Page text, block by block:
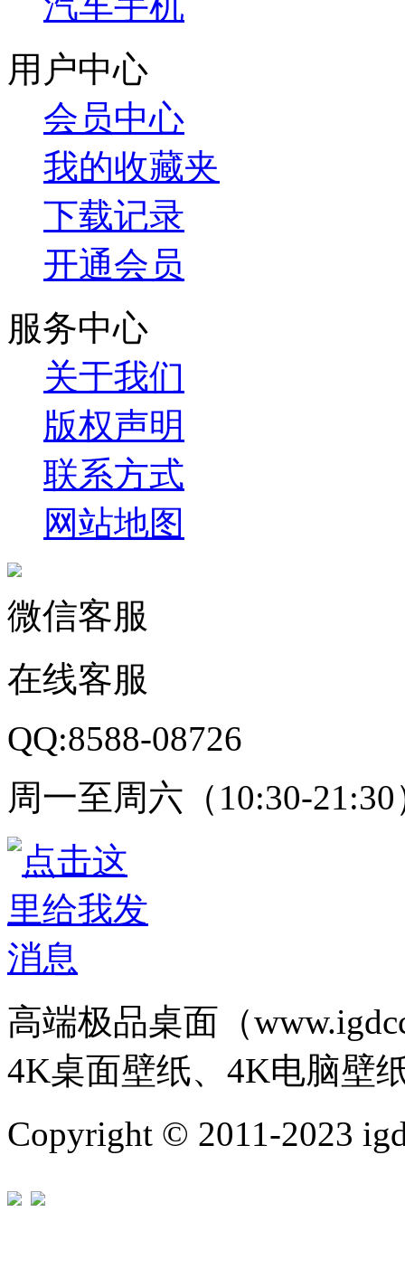
用户中心
会员中心
我的收藏夹
下载记录
开通会员
服务中心
关于我们
版权声明
联系方式
网站地图
微信客服
在线客服
QQ:8588-08726
周一至周六（10:30-21:30
高端极品桌面（
4K桌面壁纸、4K电脑壁
Copyright © 2011-2023